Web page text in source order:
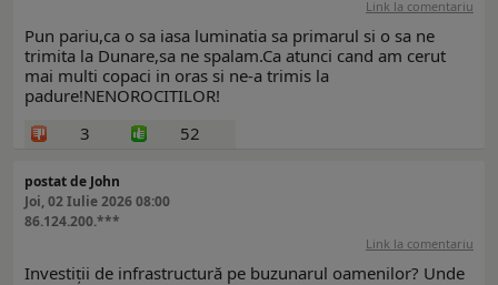
Link la comentariu
Pun pariu,ca o sa iasa luminatia sa primarul si o sa ne
trimita la Dunare,sa ne spalam.Ca atunci cand am cerut
mai multi copaci in oras si ne-a trimis la
padure!NENOROCITILOR!
3
52
postat de John
Joi, 02 Iulie 2026 08:00
86.124.200.***
Link la comentariu
Investiții de infrastructură pe buzunarul oamenilor? Unde